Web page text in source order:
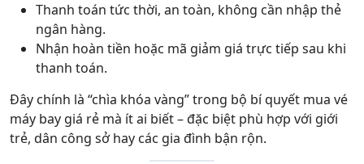
Thanh toán tức thời, an toàn, không cần nhập thẻ
ngân hàng.
Nhận hoàn tiền hoặc mã giảm giá trực tiếp sau khi
thanh toán.
Đây chính là “chìa khóa vàng” trong bộ bí quyết mua vé
máy bay giá rẻ mà ít ai biết – đặc biệt phù hợp với giới
trẻ, dân công sở hay các gia đình bận rộn.